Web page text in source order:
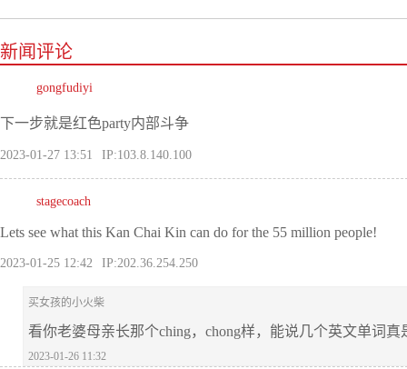
新闻评论
gongfudiyi
下一步就是红色party内部斗争
2023-01-27 13:51 IP:103.8.140.100
stagecoach
Lets see what this Kan Chai Kin can do for the 55 million people!
2023-01-25 12:42 IP:202.36.254.250
买女孩的小火柴
看你老婆母亲长那个ching，chong样，能说几个英文单词真
2023-01-26 11:32